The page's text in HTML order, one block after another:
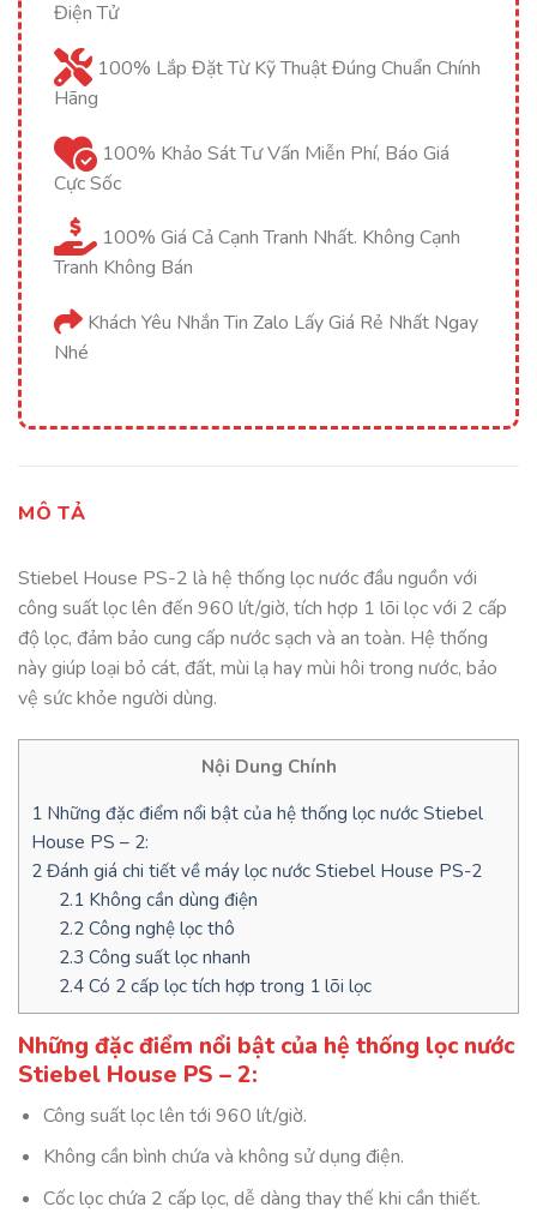
Điện Tử
100% Lắp Đặt Từ Kỹ Thuật Đúng Chuẩn Chính
Hãng
100% Khảo Sát Tư Vấn Miễn Phí, Báo Giá
Cực Sốc
100% Giá Cả Cạnh Tranh Nhất. Không Cạnh
Tranh Không Bán
Khách Yêu Nhắn Tin Zalo Lấy Giá Rẻ Nhất Ngay
Nhé
MÔ TẢ
Stiebel House PS-2 là hệ thống lọc nước đầu nguồn với
công suất lọc lên đến 960 lít/giờ, tích hợp 1 lõi lọc với 2 cấp
độ lọc, đảm bảo cung cấp nước sạch và an toàn. Hệ thống
này giúp loại bỏ cát, đất, mùi lạ hay mùi hôi trong nước, bảo
vệ sức khỏe người dùng.
Nội Dung Chính
1 Những đặc điểm nổi bật của hệ thống lọc nước Stiebel
House PS – 2:
2 Đánh giá chi tiết về máy lọc nước Stiebel House PS-2
2.1Không cần dùng điện
2.2Công nghệ lọc thô
2.3 Công suất lọc nhanh
2.4Có 2 cấp lọc tích hợp trong 1 lõi lọc
Những đặc điểm nổi bật của hệ thống lọc nước
Stiebel House PS – 2:
Công suất lọc lên tới 960 lít/giờ.
Không cần bình chứa và không sử dụng điện.
Cốc lọc chứa 2 cấp lọc, dễ dàng thay thế khi cần thiết.